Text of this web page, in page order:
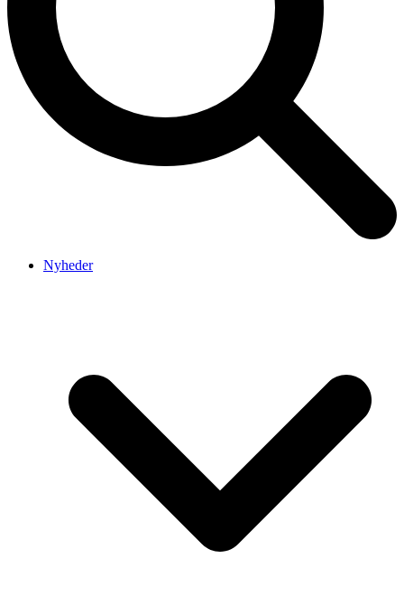
Nyheder